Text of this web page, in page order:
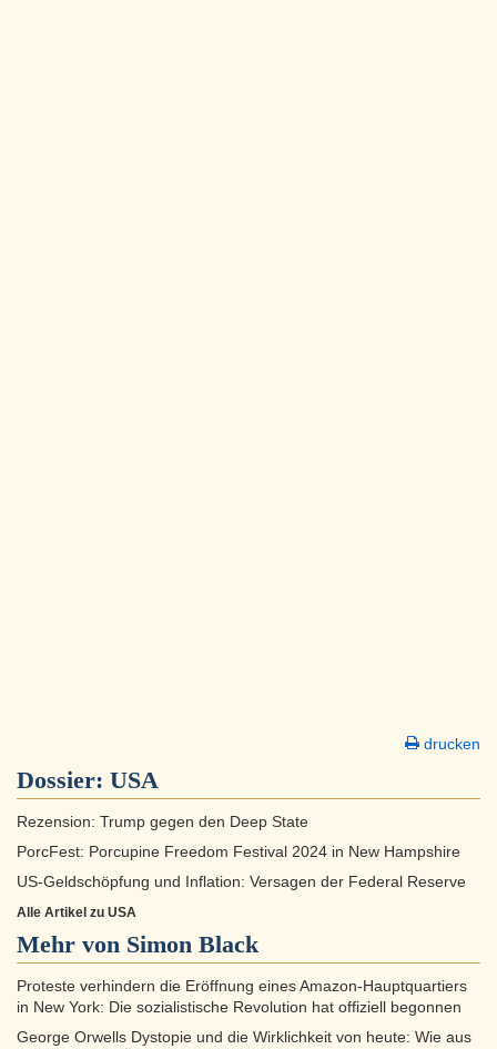
drucken
Dossier: USA
Rezension: Trump gegen den Deep State
PorcFest: Porcupine Freedom Festival 2024 in New Hampshire
US-Geldschöpfung und Inflation: Versagen der Federal Reserve
Alle Artikel zu USA
Mehr von Simon Black
Proteste verhindern die Eröffnung eines Amazon-Hauptquartiers
in New York: Die sozialistische Revolution hat offiziell begonnen
George Orwells Dystopie und die Wirklichkeit von heute: Wie aus